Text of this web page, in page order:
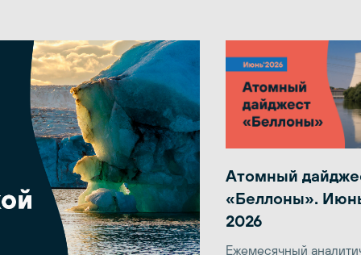
Атомный
«Беллоны».
2026
Ежемесячный